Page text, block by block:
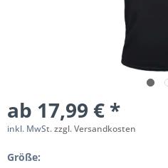
ab 17,99 € *
inkl. MwSt.zzgl. Versandkosten
Größe: